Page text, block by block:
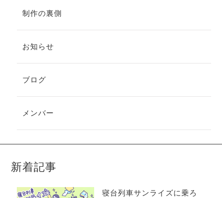
制作の裏側
お知らせ
ブログ
メンバー
新着記事
寝台列車サンライズに乗ろ